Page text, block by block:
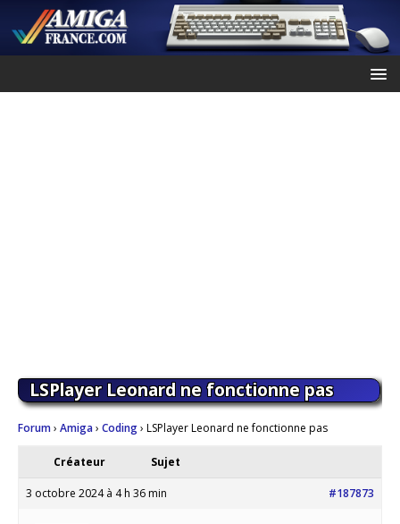
LSPlayer Leonard ne fonctionne pas
Forum› Amiga› Coding› LSPlayer Leonard ne fonctionne pas
Créateur Sujet
3 octobre 2024 à 4 h 36 min #187873